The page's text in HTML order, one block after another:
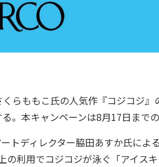
らももこ氏の人気作『コジコジ
る。本キャンペーンは8月17日まで
トディレクター脇田あすか氏によ
の利用でコジコジが泳ぐ「アイス